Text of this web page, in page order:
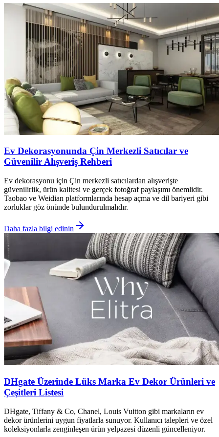
Ev Dekorasyonunda Çin Merkezli Satıcılar ve
Güvenilir Alışveriş Rehberi
Ev dekorasyonu için Çin merkezli satıcılardan alışverişte
güvenilirlik, ürün kalitesi ve gerçek fotoğraf paylaşımı önemlidir.
Taobao ve Weidian platformlarında hesap açma ve dil bariyeri gibi
zorluklar göz önünde bulundurulmalıdır.
Daha fazla bilgi edinin
DHgate Üzerinde Lüks Marka Ev Dekor Ürünleri ve
Çeşitleri Listesi
DHgate, Tiffany & Co, Chanel, Louis Vuitton gibi markaların ev
dekor ürünlerini uygun fiyatlarla sunuyor. Kullanıcı talepleri ve özel
koleksiyonlarla zenginleşen ürün yelpazesi düzenli güncelleniyor.